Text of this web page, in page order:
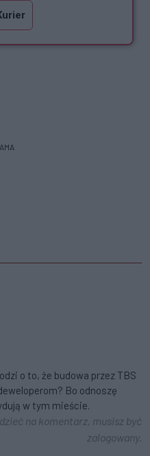
o to, że budowa przez TBS
Bo odnoszę
w tym mieście.
na komentarz, musisz być
zalogowany.